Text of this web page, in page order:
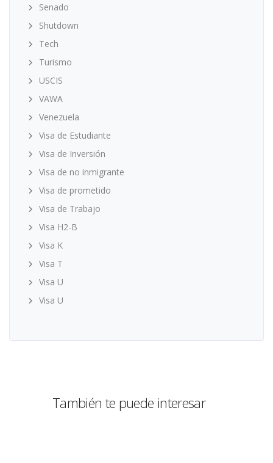
Senado
Shutdown
Tech
Turismo
USCIS
VAWA
Venezuela
Visa de Estudiante
Visa de Inversión
Visa de no inmigrante
Visa de prometido
Visa de Trabajo
Visa H2-B
Visa K
Visa T
Visa U
Visa U
También te puede interesar